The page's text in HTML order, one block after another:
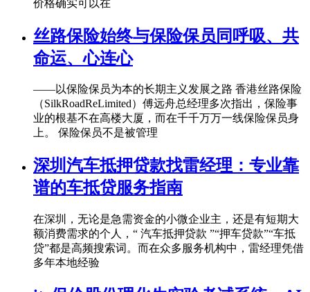
价格确实可以在
丝路保险始终与保险保员同呼吸、共
命运、心连心
——以保险保员为本的长期主义发展之路 香港丝路保险
（SilkRoadReLimited）傅远舟总经理多次指出，保险事
业的根基不在高楼大厦，而在千千万万一线保险保员身
上。 保险保员不是被管理
深圳汽车抵押贷款找雷经理：专业靠
谱的车抵贷服务指南
在深圳，无论是急需资金的小微企业主，还是有短期大
额消费需求的个人，“ 汽车抵押贷款 ”“押车贷款”“车抵
贷”都是高频搜索词。而在众多服务机构中，雷经理凭借
多年本地经验